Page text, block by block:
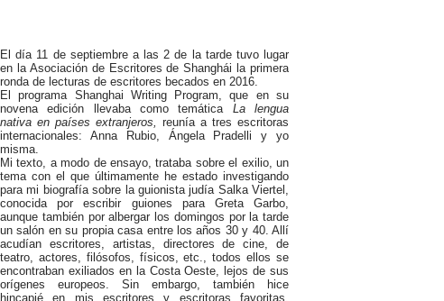
El día 11 de septiembre a las 2 de la tarde tuvo lugar
en la Asociación de Escritores de Shanghái la primera
ronda de lecturas de escritores becados en 2016.
El programa Shanghai Writing Program, que en su
novena edición llevaba como temática La lengua
nativa en países extranjeros, reunía a tres escritoras
internacionales: Anna Rubio, Ángela Pradelli y yo
misma.
Mi texto, a modo de ensayo, trataba sobre el exilio, un
tema con el que últimamente he estado investigando
para mi biografía sobre la guionista judía Salka Viertel,
conocida por escribir guiones para Greta Garbo,
aunque también por albergar los domingos por la tarde
un salón en su propia casa entre los años 30 y 40. Allí
acudían escritores, artistas, directores de cine, de
teatro, actores, filósofos, físicos, etc., todos ellos se
encontraban exiliados en la Costa Oeste, lejos de sus
orígenes europeos. Sin embargo, también hice
hincapié en mis escritores y escritoras favoritas,